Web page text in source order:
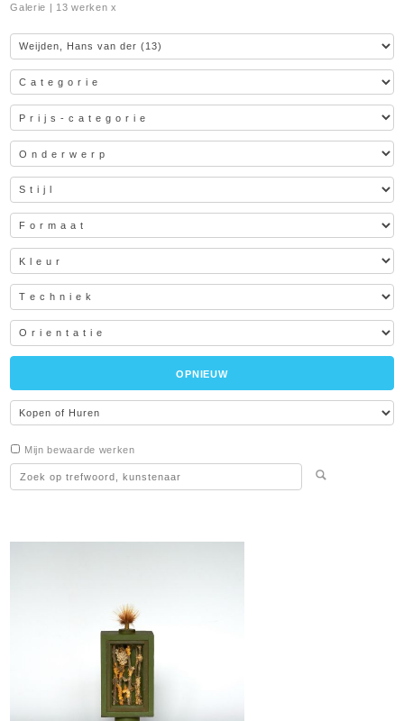
Galerie | 13 werken x
Mijn bewaarde werken